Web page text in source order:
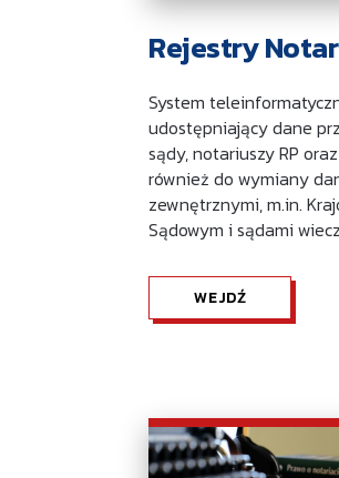
Rejestry
System
udostępniający dane
sądy, notariuszy RP
również do wymiany
zewnętrznymi, m.in.
Sądowym i sądami
WEJDŹ